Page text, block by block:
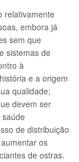
relativamente
embora já
sem que
sistemas de
à
e a origem
qualidade;
devem ser
saúde
de distribuição
os
de ostras.